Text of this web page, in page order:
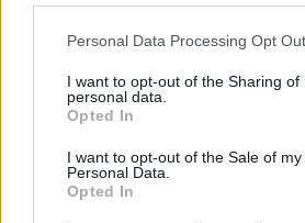
Personal Data Processing Opt
I want to opt-out of the Sharing of
personal data.
Opted In
I want to opt-out of the Sale of my
Personal Data.
Opted In
της Εγκυκλίου της ΑΑΔΕ.
Η Εγκύκλιος είναι παράνομη και
υποκαταστήματος. Η νομοθεσία και
δικαστηρίων έχουν ορίσει το